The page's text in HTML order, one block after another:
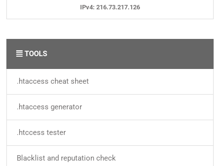
IPv4: 216.73.217.126
TOOLS
.htaccess cheat sheet
.htaccess generator
.htccess tester
Blacklist and reputation check